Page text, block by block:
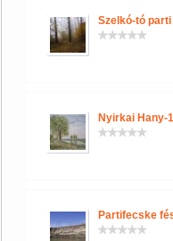
Szelkó-tó
Nyirkai Hany-
Partifecske